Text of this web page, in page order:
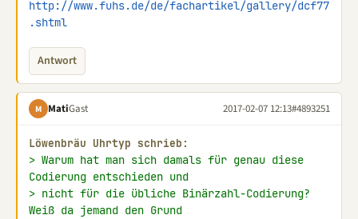
http://www.fuhs.de/de/fachartikel/gallery/dcf77
.shtml
Antwort
M MatiGast 2017-02-07 12:13#4893251
Löwenbräu Uhrtyp schrieb:
> Warum hat man sich damals für genau diese
Codierung entschieden und
> nicht für die übliche Binärzahl-Codierung?
Weiß da jemand den Grund